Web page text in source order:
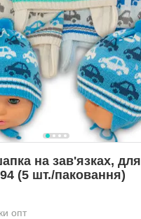
на зав'язках, для
(5 шт./паковання)
опт